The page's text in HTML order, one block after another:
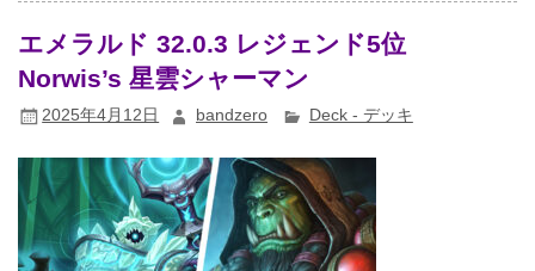
エメラルド 32.0.3 レジェンド5位
Norwis’s 星雲シャーマン
2025年4月12日 bandzero Deck - デッキ